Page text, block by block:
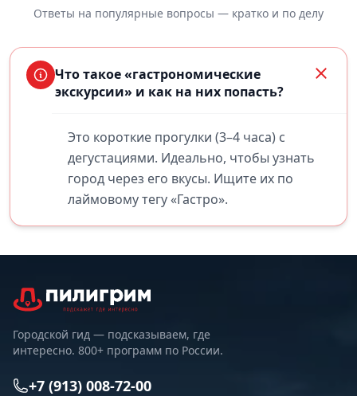
Ответы на популярные вопросы — кратко и по делу
Что такое «гастрономические
экскурсии» и как на них попасть?
Это короткие прогулки (3–4 часа) с
дегустациями. Идеально, чтобы узнать
город через его вкусы. Ищите их по
лаймовому тегу «Гастро».
Городской гид — подсказываем, где
интересно. 800+ программ по России.
+7 (913) 008-72-00